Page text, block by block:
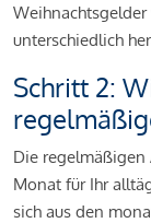
unterschiedlich
Schritt 2:
Die regelmäßigen
Monat für Ihr
sich aus den